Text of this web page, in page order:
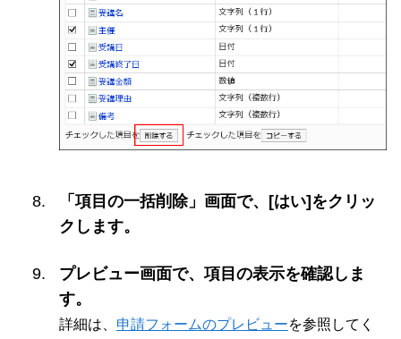
「項目の一括削除」画面で、[はい]をクリッ
クします。
プレビュー画面で、項目の表示を確認しま
す。
詳細は、 申請フォームのプレビューを参照してく